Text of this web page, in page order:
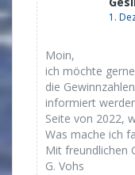
1.
Moin,
ich möchte
die
informiert
Seite von 2022,
Was mache ich
Mit freundlichen
G. Vohs